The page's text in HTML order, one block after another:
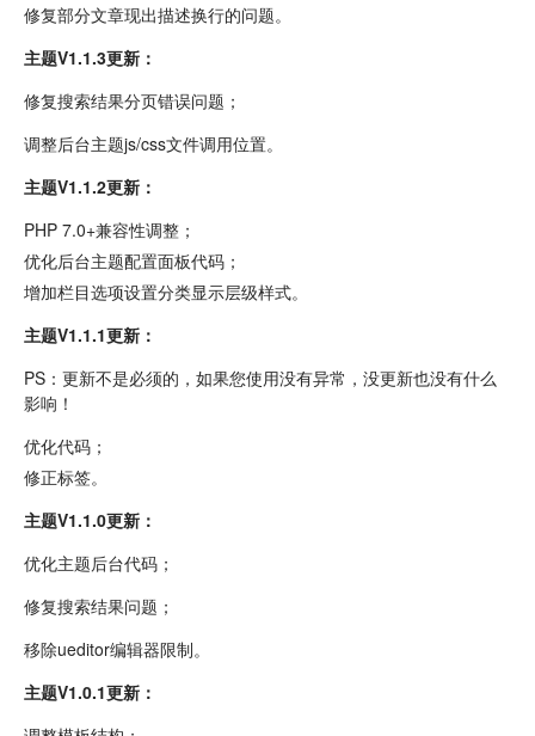
修复部分文章现出描述换行的问题。
主题V1.1.3更新：
修复搜索结果分页错误问题；
调整后台主题js/css文件调用位置。
主题V1.1.2更新：
PHP 7.0+兼容性调整；
优化后台主题配置面板代码；
增加栏目选项设置分类显示层级样式。
主题V1.1.1更新：
PS：更新不是必须的，如果您使用没有异常，没更新也没有什么
影响！
优化代码；
修正标签。
主题V1.1.0更新：
优化主题后台代码；
修复搜索结果问题；
移除ueditor编辑器限制。
主题V1.0.1更新：